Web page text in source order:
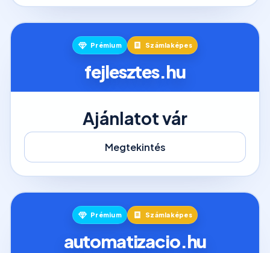
Prémium Számlaképes
fejlesztes.hu
Ajánlatot vár
Megtekintés
Prémium Számlaképes
automatizacio.hu